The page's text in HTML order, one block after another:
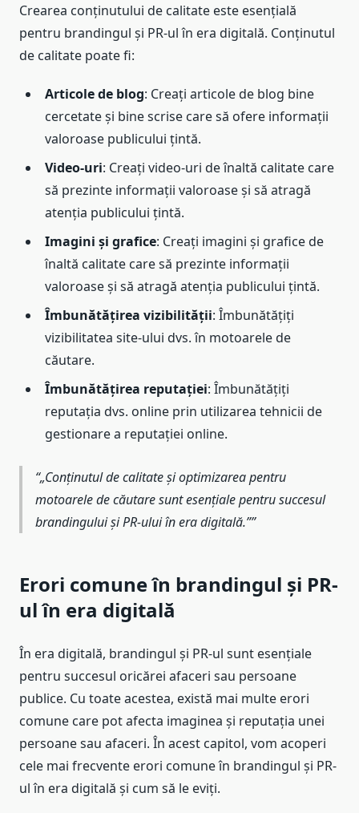
Crearea conținutului de calitate este esențială
pentru brandingul și PR-ul în era digitală. Conținutul
de calitate poate fi:
Articole de blog: Creați articole de blog bine
cercetate și bine scrise care să ofere informații
valoroase publicului țintă.
Video-uri: Creați video-uri de înaltă calitate care
să prezinte informații valoroase și să atragă
atenția publicului țintă.
Imagini și grafice: Creați imagini și grafice de
înaltă calitate care să prezinte informații
valoroase și să atragă atenția publicului țintă.
Îmbunătățirea vizibilității: Îmbunătățiți
vizibilitatea site-ului dvs. în motoarele de
căutare.
Îmbunătățirea reputației: Îmbunătățiți
reputația dvs. online prin utilizarea tehnicii de
gestionare a reputației online.
„Conținutul de calitate și optimizarea pentru
motoarele de căutare sunt esențiale pentru succesul
brandingului și PR-ului în era digitală.”
Erori comune în brandingul și PR-
ul în era digitală
În era digitală, brandingul și PR-ul sunt esențiale
pentru succesul oricărei afaceri sau persoane
publice. Cu toate acestea, există mai multe erori
comune care pot afecta imaginea și reputația unei
persoane sau afaceri. În acest capitol, vom acoperi
cele mai frecvente erori comune în brandingul și PR-
ul în era digitală și cum să le eviți.